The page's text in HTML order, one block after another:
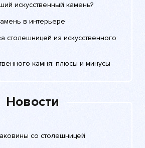
искусственный камень?
в интерьере
столешницей из искусственного
камня: плюсы и минусы
Новости
со столешницей